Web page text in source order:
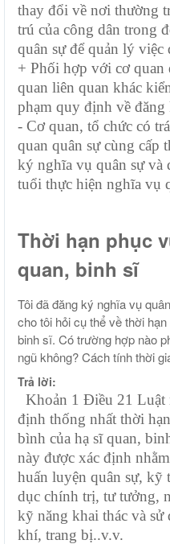
thay đổi về nơi thường
trú của công dân trong
quân sự để quản lý
+ Phối hợp với cơ quan
quan liên quan khác
phạm quy định về
- Cơ quan, tổ chức có
quan quân sự cùng cấp
ký nghĩa vụ quân sự và
tuổi thực hiện nghĩa vụ
Thời hạn phục
quan, binh sĩ
Tôi đã đăng ký nghĩa vụ
cho tôi hỏi cụ thể về thời
binh sĩ. Có trường hợp nào
ngũ không? Cách tính thời
Trả lời:
Khoản 1 Điều 21 Luật
định thống nhất thời
bình của hạ sĩ quan,
này được xác định
huấn luyện quân sự, kỹ
dục chính trị, tư tưởng,
kỹ năng khai thác và sử
khí, trang bị..v.v.